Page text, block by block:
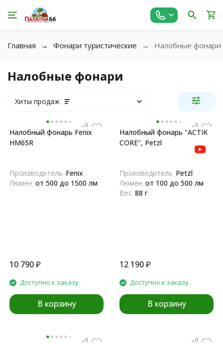
Главная Фонари туристические Налобные фонари
Налобные фонари
Хиты продаж
Налобный фонарь Fenix
HM65R
Производитель Fenix
Люмен от 500 до 1500 лм
10 790₽
Доступно к заказу
В корзину
Налобный фонарь "ACTIK
CORE", Petzl
Производитель Petzl
Люмен от 100 до 500 лм
Вес 88 г
12 190₽
Доступно к заказу
В корзину